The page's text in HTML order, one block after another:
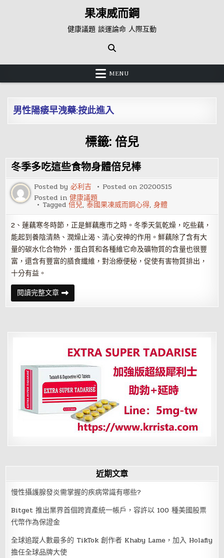
果凍威而鋼
健康議題 談運論命 人際互動
MENU
男性陽痿早洩藥:按此進入
標籤: 倍兒
冬季多吃這些食物身體倍兒棒
Posted by必利吉 Posted on20200515
Posted in健康議題
Tagged倍兒,泰國果凍威而鋼心得,身體
2、蓮藕寒冬時節，正是鮮藕應市之時。冬季天氣乾燥，吃些藕，
能起到養陰清熱、潤燥止渴、清心安神的作用。鮮藕除了含有大
量的碳水化合物外，蛋白質和各種維它命及礦物質的含量也很豐
富，還含有豐富的膳食纖維，對治療便秘，促使有害物質排出，
十分有益。
閱讀完整文章冬
季
多
食
體
倍
兒
棒
近期文章
慢性攝護腺發炎需掌握的疾病常識有哪些?
Bitget 推出業界首個跨資產統一帳戶，容許以 100 種美國股票
代幣作為保證金
全球追蹤人數最多的 TikTok 創作者 Khaby Lame，加入 Holafly
擔任全球品牌大使